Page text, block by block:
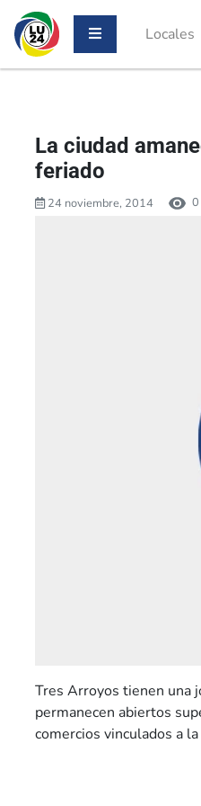
Locales
La ciudad
feriado
24 noviembre, 2014 0
Tres Arroyos tienen una
permanecen abiertos
comercios vinculados a